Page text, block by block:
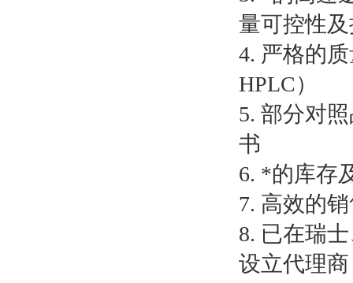
量可控性
4. 严格的
HPLC）
5. 部分对
书
6. *的库存
7. 高效的
8. 已在瑞
设立代理商